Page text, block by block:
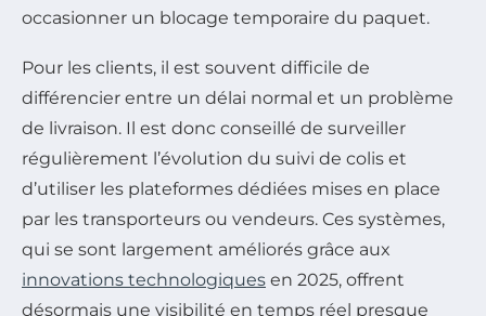
occasionner un blocage temporaire du paquet.
Pour les clients, il est souvent difficile de
différencier entre un délai normal et un problème
de livraison. Il est donc conseillé de surveiller
régulièrement l’évolution du suivi de colis et
d’utiliser les plateformes dédiées mises en place
par les transporteurs ou vendeurs. Ces systèmes,
qui se sont largement améliorés grâce aux
innovations technologiques en 2025, offrent
désormais une visibilité en temps réel presque